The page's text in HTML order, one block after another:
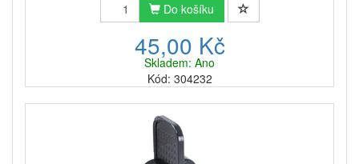
Do košíku
45,00 Kč
Skladem: Ano
Kód: 304232